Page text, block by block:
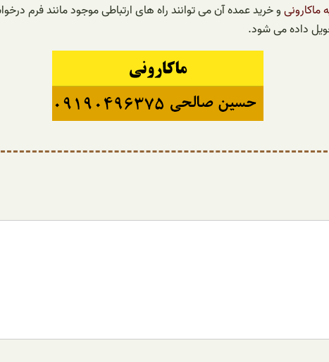
ماکارونیو خرید عمده آن می توانند راه های ارتباطی موجود مانند فرم
داده می شود.